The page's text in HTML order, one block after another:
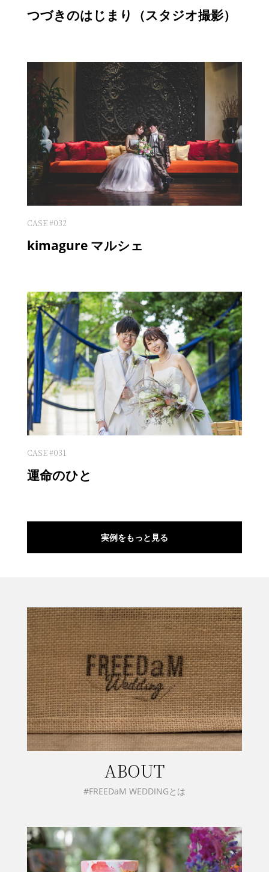
つづきのはじまり（スタジオ撮影）
CASE #032
kimagure マルシェ
CASE #031
運命のひと
実例をもっと見る
ABOUT
#FREEDaM WEDDINGとは